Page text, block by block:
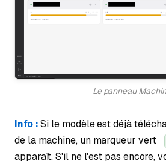
Le panneau
Info :Si le modèle est déjà
de la machine, un marqueur vert
apparaît. S'il ne l'est pas encore,